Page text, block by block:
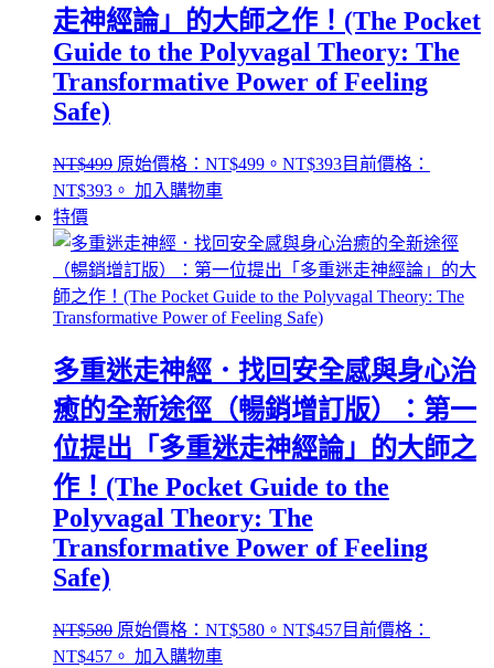
走神經論」的大師之作！(The Pocket
Guide to the Polyvagal Theory: The
Transformative Power of Feeling
Safe)
NT$499 原始價格：NT$499。 NT$393目前價格：
NT$393。 加入購物車
特價
多重迷走神經．找回安全感與身心治
癒的全新途徑（暢銷增訂版）：第一
位提出「多重迷走神經論」的大師之
作！(The Pocket Guide to the
Polyvagal Theory: The
Transformative Power of Feeling
Safe)
NT$580 原始價格：NT$580。 NT$457目前價格：
NT$457。 加入購物車